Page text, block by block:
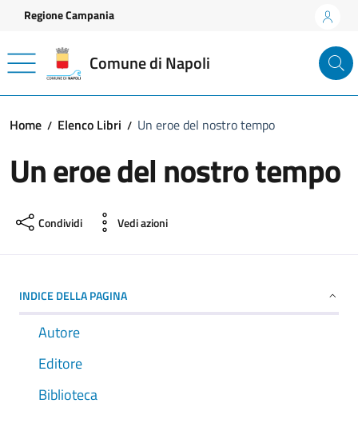
Vai ai contenuti
Vai al footer
Regione Campania
Comune di Napoli
Home Elenco Libri Un eroe del nostro tempo
Un eroe del nostro tempo
Condividi Vedi azioni
INDICE DELLA PAGINA
Autore
Editore
Biblioteca